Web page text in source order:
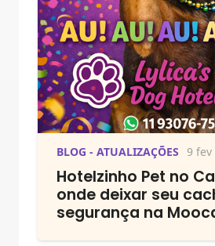
BLOG - ATUALIZAÇÕES 9 fev
Hotelzinho Pet no
onde deixar seu
segurança na